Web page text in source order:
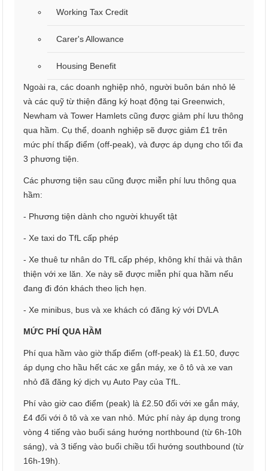
Working Tax Credit
Carer's Allowance
Housing Benefit
Ngoài ra, các doanh nghiệp nhỏ, người buôn bán nhỏ lẻ
và các quỹ từ thiện đăng ký hoạt động tại Greenwich,
Newham và Tower Hamlets cũng được giảm phí lưu thông
qua hầm. Cụ thể, doanh nghiệp sẽ được giảm £1 trên
mức phí thấp điểm (off-peak), và được áp dụng cho tối đa
3 phương tiện.
Các phương tiện sau cũng được miễn phí lưu thông qua
hầm:
- Phương tiện dành cho người khuyết tật
- Xe taxi do TfL cấp phép
- Xe thuê tư nhân do TfL cấp phép, không khí thải và thân
thiện với xe lăn. Xe này sẽ được miễn phí qua hầm nếu
đang đi đón khách theo lịch hẹn.
- Xe minibus, bus và xe khách có đăng ký với DVLA
MỨC PHÍ QUA HẦM
Phí qua hầm vào giờ thấp điểm (off-peak) là £1.50, được
áp dụng cho hầu hết các xe gắn máy, xe ô tô và xe van
nhỏ đã đăng ký dịch vụ Auto Pay của TfL.
Phí vào giờ cao điểm (peak) là £2.50 đối với xe gắn máy,
£4 đối với ô tô và xe van nhỏ. Mức phí này áp dụng trong
vòng 4 tiếng vào buổi sáng hướng northbound (từ 6h-10h
sáng), và 3 tiếng vào buổi chiều tối hướng southbound (từ
16h-19h).